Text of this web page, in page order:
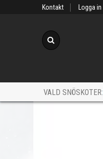
Kontakt Logga in
VALD SNÖSKOTER: